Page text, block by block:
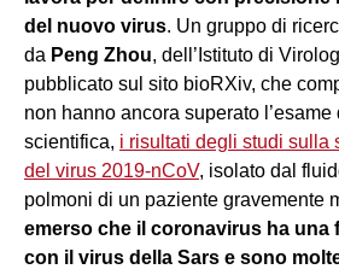
del nuovo virus. Un gruppo di
da Peng Zhou, dell’Istituto di
pubblicato sul sito bioRXiv, che
non hanno ancora superato
scientifica, i risultati degli studi sulla
del virus 2019-nCoV, isolato dal
polmoni di un paziente gravemente
emerso che il coronavirus ha una
con il virus della Sars e sono